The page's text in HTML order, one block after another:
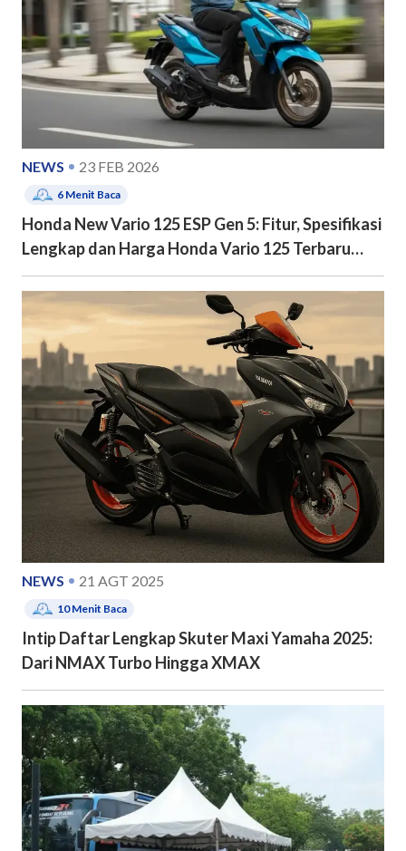
NEWS 23 FEB 2026
6 Menit Baca
Honda New Vario 125 ESP Gen 5: Fitur, Spesifikasi
Lengkap dan Harga Honda Vario 125 Terbaru
2026
NEWS 21 AGT 2025
10Menit Baca
Intip Daftar Lengkap Skuter Maxi Yamaha 2025:
Dari NMAX Turbo Hingga XMAX